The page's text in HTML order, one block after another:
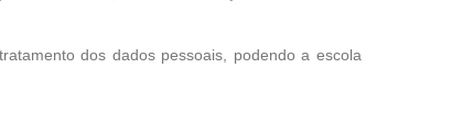
dos dados pessoais, podendo a escola